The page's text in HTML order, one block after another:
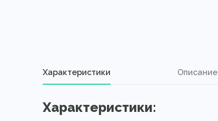
Характеристики Описание
Характеристики: